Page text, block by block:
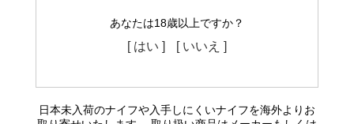
あなたは18歳以上ですか？
[ はい ] [ いいえ ]
日本未入荷のナイフや入手しにくいナイフを海外よりお